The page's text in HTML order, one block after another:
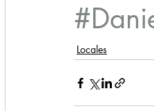
Locales